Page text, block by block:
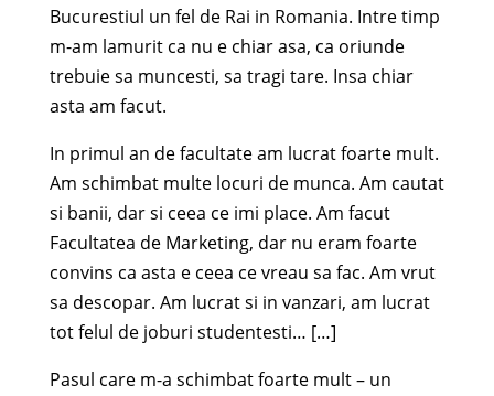
Bucurestiul un fel de Rai in Romania. Intre timp
m-am lamurit ca nu e chiar asa, ca oriunde
trebuie sa muncesti, sa tragi tare. Insa chiar
asta am facut.
In primul an de facultate am lucrat foarte mult.
Am schimbat multe locuri de munca. Am cautat
si banii, dar si ceea ce imi place. Am facut
Facultatea de Marketing, dar nu eram foarte
convins ca asta e ceea ce vreau sa fac. Am vrut
sa descopar. Am lucrat si in vanzari, am lucrat
tot felul de joburi studentesti… […]
Pasul care m-a schimbat foarte mult – un